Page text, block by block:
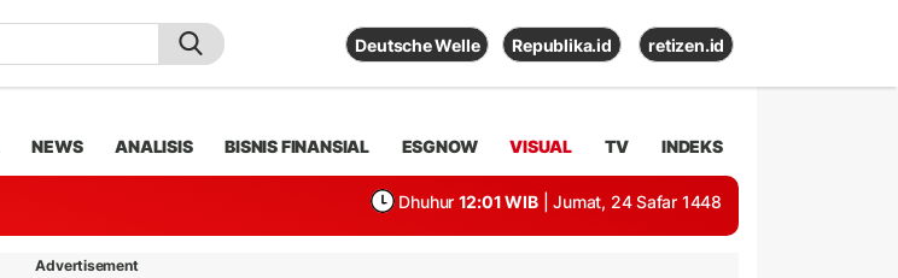
Deutsche Welle Republika.id retizen.id
NEWS ANALISIS BISNIS FINANSIAL ESGNOW VISUAL TV INDEKS
Dhuhur 12:01 WIB | Jumat, 24 Safar 1448
Advertisement